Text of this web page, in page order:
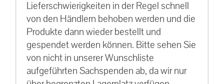
Lieferschwierigkeiten in der Regel schnell
von den Händlern behoben werden und die
Produkte dann wieder bestellt und
gespendet werden können. Bitte sehen Sie
von nicht in unserer Wunschliste
aufgeführten Sachspenden ab, da wir nur